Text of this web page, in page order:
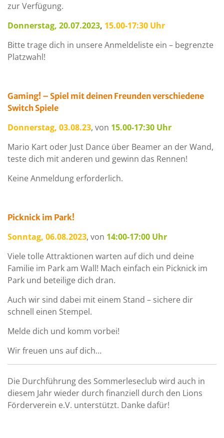
zur Verfügung.
Donnerstag, 20.07.2023, 15.00-17:30 Uhr
Bitte trage dich in unsere Anmeldeliste ein – begrenzte
Platzwahl!
Gaming! – Spiel mit deinen Freunden verschiedene
Switch Spiele
Donnerstag, 03.08.23, von 15.00-17:30 Uhr
Mario Kart oder Just Dance über Beamer an der Wand,
teste dich mit anderen und gewinn das Rennen!
Keine Anmeldung erforderlich.
Picknick im Park!
Sonntag, 06.08.2023, von 14:00-17:00 Uhr
Viele tolle Attraktionen warten auf dich und deine
Familie im Park am Wall! Mach einfach ein Picknick im
Park und beteilige dich dran.
Auch wir sind dabei mit einem Stand – sichere dir
schnell einen Stempel.
Melde dich und komm vorbei!
Wir freuen uns auf dich…
Die Durchführung des Sommerleseclub wird auch in
diesem Jahr wieder durch finanziell durch den Lions
Förderverein e.V. unterstützt. Danke dafür!